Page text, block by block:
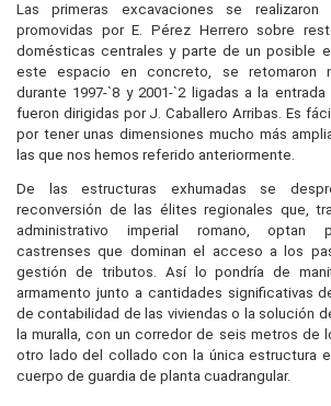
Las primeras excavaciones se
promovidas por E. Pérez Herrero sobre
domésticas centrales y parte de un posible
este espacio en concreto, se retomaron
durante 1997-`8 y 2001-`2 ligadas a la
fueron dirigidas por J. Caballero Arribas. Es
por tener unas dimensiones mucho más
las que nos hemos referido anteriormente.
De las estructuras exhumadas se
reconversión de las élites regionales que,
administrativo imperial romano, optan
castrenses que dominan el acceso a los
gestión de tributos. Así lo pondría de
armamento junto a cantidades significativas
de contabilidad de las viviendas o la solución
la muralla, con un corredor de seis metros de
otro lado del collado con la única estructura
cuerpo de guardia de planta cuadrangular.